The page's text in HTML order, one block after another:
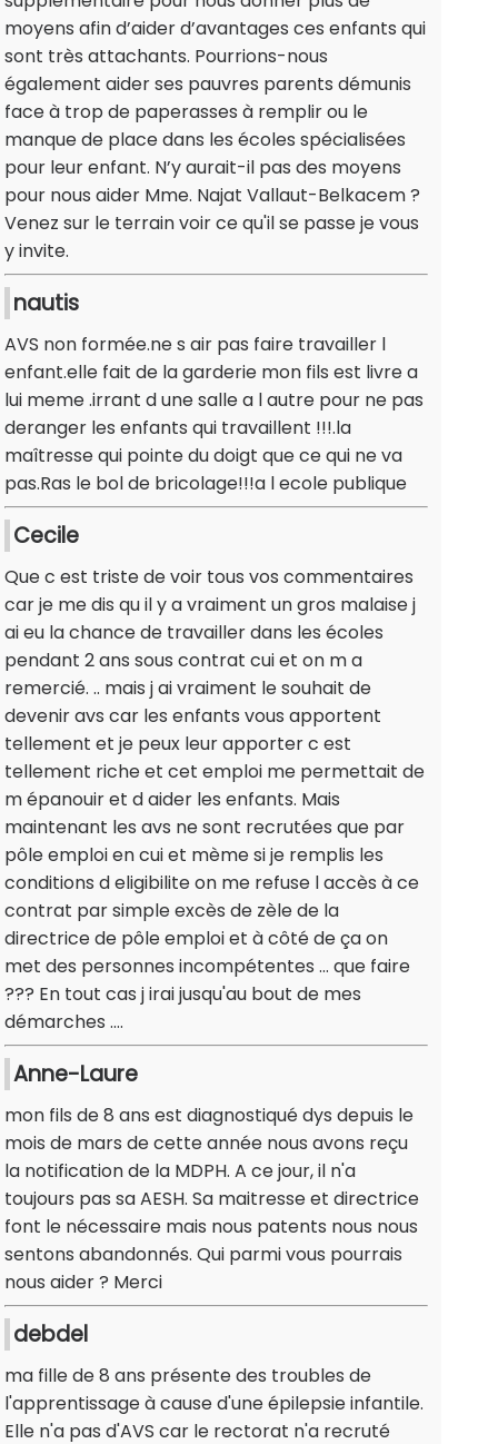
moyens afin d’aider d’avantages ces enfants qui
sont très attachants. Pourrions-nous
également aider ses pauvres parents démunis
face à trop de paperasses à remplir ou le
manque de place dans les écoles spécialisées
pour leur enfant. N’y aurait-il pas des moyens
pour nous aider Mme. Najat Vallaut-Belkacem ?
Venez sur le terrain voir ce qu'il se passe je vous
y invite.
nautis
AVS non formée.ne s air pas faire travailler l
enfant.elle fait de la garderie mon fils est livre a
lui meme .irrant d une salle a l autre pour ne pas
deranger les enfants qui travaillent !!!.la
maîtresse qui pointe du doigt que ce qui ne va
pas.Ras le bol de bricolage!!!a l ecole publique
Cecile
Que c est triste de voir tous vos commentaires
car je me dis qu il y a vraiment un gros malaise j
ai eu la chance de travailler dans les écoles
pendant 2 ans sous contrat cui et on m a
remercié. .. mais j ai vraiment le souhait de
devenir avs car les enfants vous apportent
tellement et je peux leur apporter c est
tellement riche et cet emploi me permettait de
m épanouir et d aider les enfants. Mais
maintenant les avs ne sont recrutées que par
pôle emploi en cui et mème si je remplis les
conditions d eligibilite on me refuse l accès à ce
contrat par simple excès de zèle de la
directrice de pôle emploi et à côté de ça on
met des personnes incompétentes ... que faire
??? En tout cas j irai jusqu'au bout de mes
démarches ....
Anne-Laure
mon fils de 8 ans est diagnostiqué dys depuis le
mois de mars de cette année nous avons reçu
la notification de la MDPH. A ce jour, il n'a
toujours pas sa AESH. Sa maitresse et directrice
font le nécessaire mais nous patents nous nous
sentons abandonnés. Qui parmi vous pourrais
nous aider ? Merci
debdel
ma fille de 8 ans présente des troubles de
l'apprentissage à cause d'une épilepsie infantile.
Elle n'a pas d'AVS car le rectorat n'a recruté